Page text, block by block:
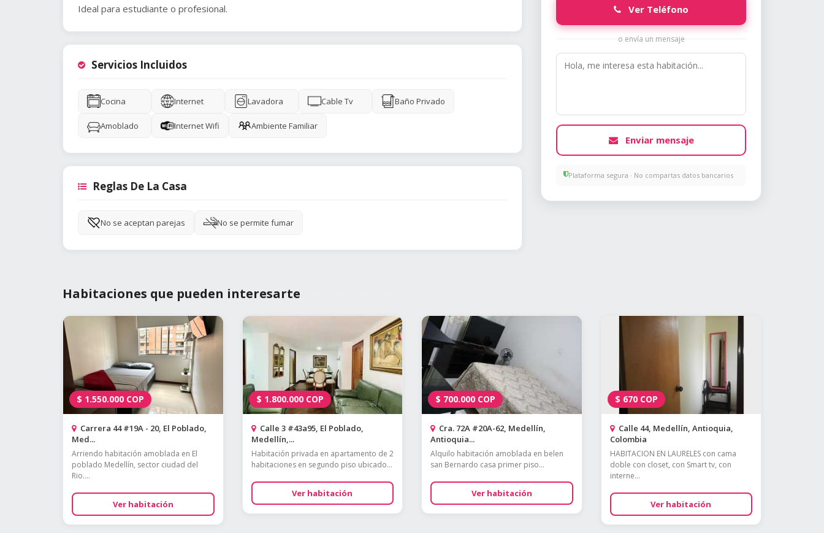
Ideal para estudiante o profesional.
Servicios Incluidos
Cocina Internet Lavadora Cable Tv Baño Privado
Amoblado Internet Wifi Ambiente Familiar
Reglas De La Casa
No se aceptan parejas No se permite fumar
Ver Teléfono
o envía un mensaje
Enviar mensaje
Plataforma segura · No compartas datos bancarios
Habitaciones que pueden interesarte
$ 1.550.000 COP
Carrera 44 #19A - 20, El Poblado,
Med...
Arriendo habitación amoblada en El
poblado Medellín, sector ciudad del
Rio....
Ver habitación
$ 1.800.000 COP
Calle 3 #43a95, El Poblado,
Medellín,...
Habitación privada en apartamento de 2
habitaciones en segundo piso ubicado...
Ver habitación
$ 700.000 COP
Cra. 72A #20A-62, Medellín,
Antioquia...
Alquilo habitación amoblada en belen
san Bernardo casa primer piso...
Ver habitación
$ 670 COP
Calle 44, Medellín, Antioquia,
Colombia
HABITACION EN LAURELES con cama
doble con closet, con Smart tv, con
interne...
Ver habitación